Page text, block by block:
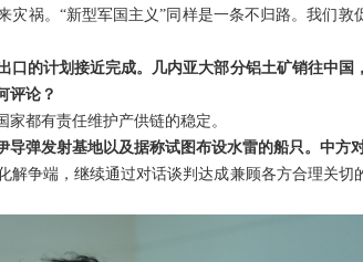
灾祸。“新型军国主义”同样是一条不归路。我们
的计划接近完成。几内亚大部分铝土矿销往中国
评论？
都有责任维护产供链的稳定。
弹发射基地以及据称试图布设水雷的船只。中方
争端，继续通过对话谈判达成兼顾各方合理关切